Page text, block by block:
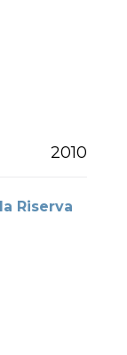
2010
Riserva